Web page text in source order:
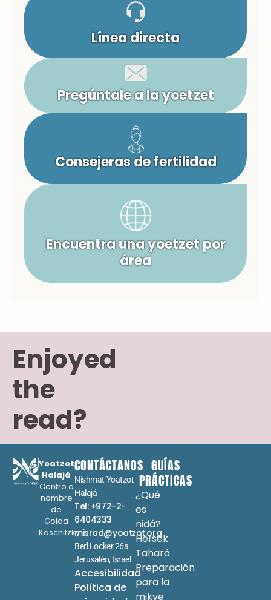
Línea directa
Pregúntale a la yoetzet
Consejeras de fertilidad
Encuentra una yoetzet por
área
Enjoyed
the
read?
Yoatzot
Halajá
Centro a
nombre
de
Golda
Koschitzky
CONTÁCTANOS
Nishmat Yoatzot
Halajá
Tel: +972-2-
6404333
misrad@yoatzot.org
Berl Locker 26a
Jerusalén, Israel
Accesibilidad
Política de
GUÍAS
PRÁCTICAS
¿Qué
es
nidá?
Hefsek
Tahará
Preparación
para la
mikve